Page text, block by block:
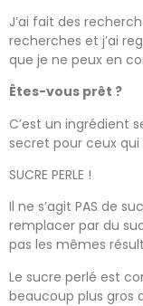
J’ai fait des
recherches et j’ai
que je ne peux en
Êtes-vous prêt ?
C’est un ingrédient
secret pour ceux
SUCRE PERLE !
Il ne s’agit PAS de
remplacer par du
pas les mêmes
Le sucre perlé est
beaucoup plus gros